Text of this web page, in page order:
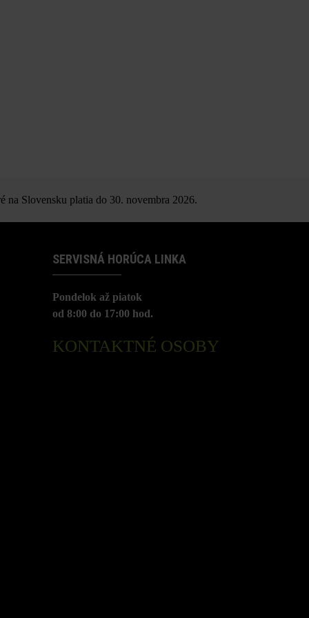
na Slovensku platia do 30. novembra 2026.
SERVISNÁ HORÚCA LINKA
Pondelok až piatok
od 8:00 do 17:00 hod.
KONTAKTNÉ OSOBY